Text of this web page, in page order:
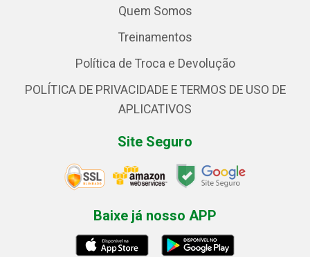
Quem Somos
Treinamentos
Política de Troca e Devolução
POLÍTICA DE PRIVACIDADE E TERMOS DE USO DE
APLICATIVOS
Site Seguro
Baixe já nosso APP